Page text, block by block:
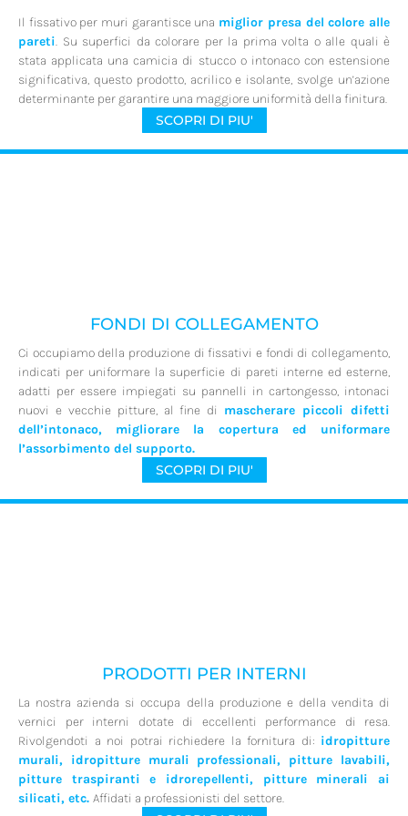
Il fissativo per muri garantisce una miglior presa del colore alle
pareti. Su superfici da colorare per la prima volta o alle quali è
stata applicata una camicia di stucco o intonaco con estensione
significativa, questo prodotto, acrilico e isolante, svolge un’azione
determinante per garantire una maggiore uniformità della finitura.
SCOPRI DI PIU'
FONDI DI COLLEGAMENTO
Ci occupiamo della produzione di fissativi e fondi di collegamento,
indicati per uniformare la superficie di pareti interne ed esterne,
adatti per essere impiegati su pannelli in cartongesso, intonaci
nuovi e vecchie pitture, al fine di mascherare piccoli difetti
dell’intonaco, migliorare la copertura ed uniformare
l’assorbimento del supporto.
SCOPRI DI PIU'
PRODOTTI PER INTERNI
La nostra azienda si occupa della produzione e della vendita di
vernici per interni dotate di eccellenti performance di resa.
Rivolgendoti a noi potrai richiedere la fornitura di: idropitture
murali, idropitture murali professionali, pitture lavabili,
pitture traspiranti e idrorepellenti, pitture minerali ai
silicati, etc. Affidati a professionisti del settore.